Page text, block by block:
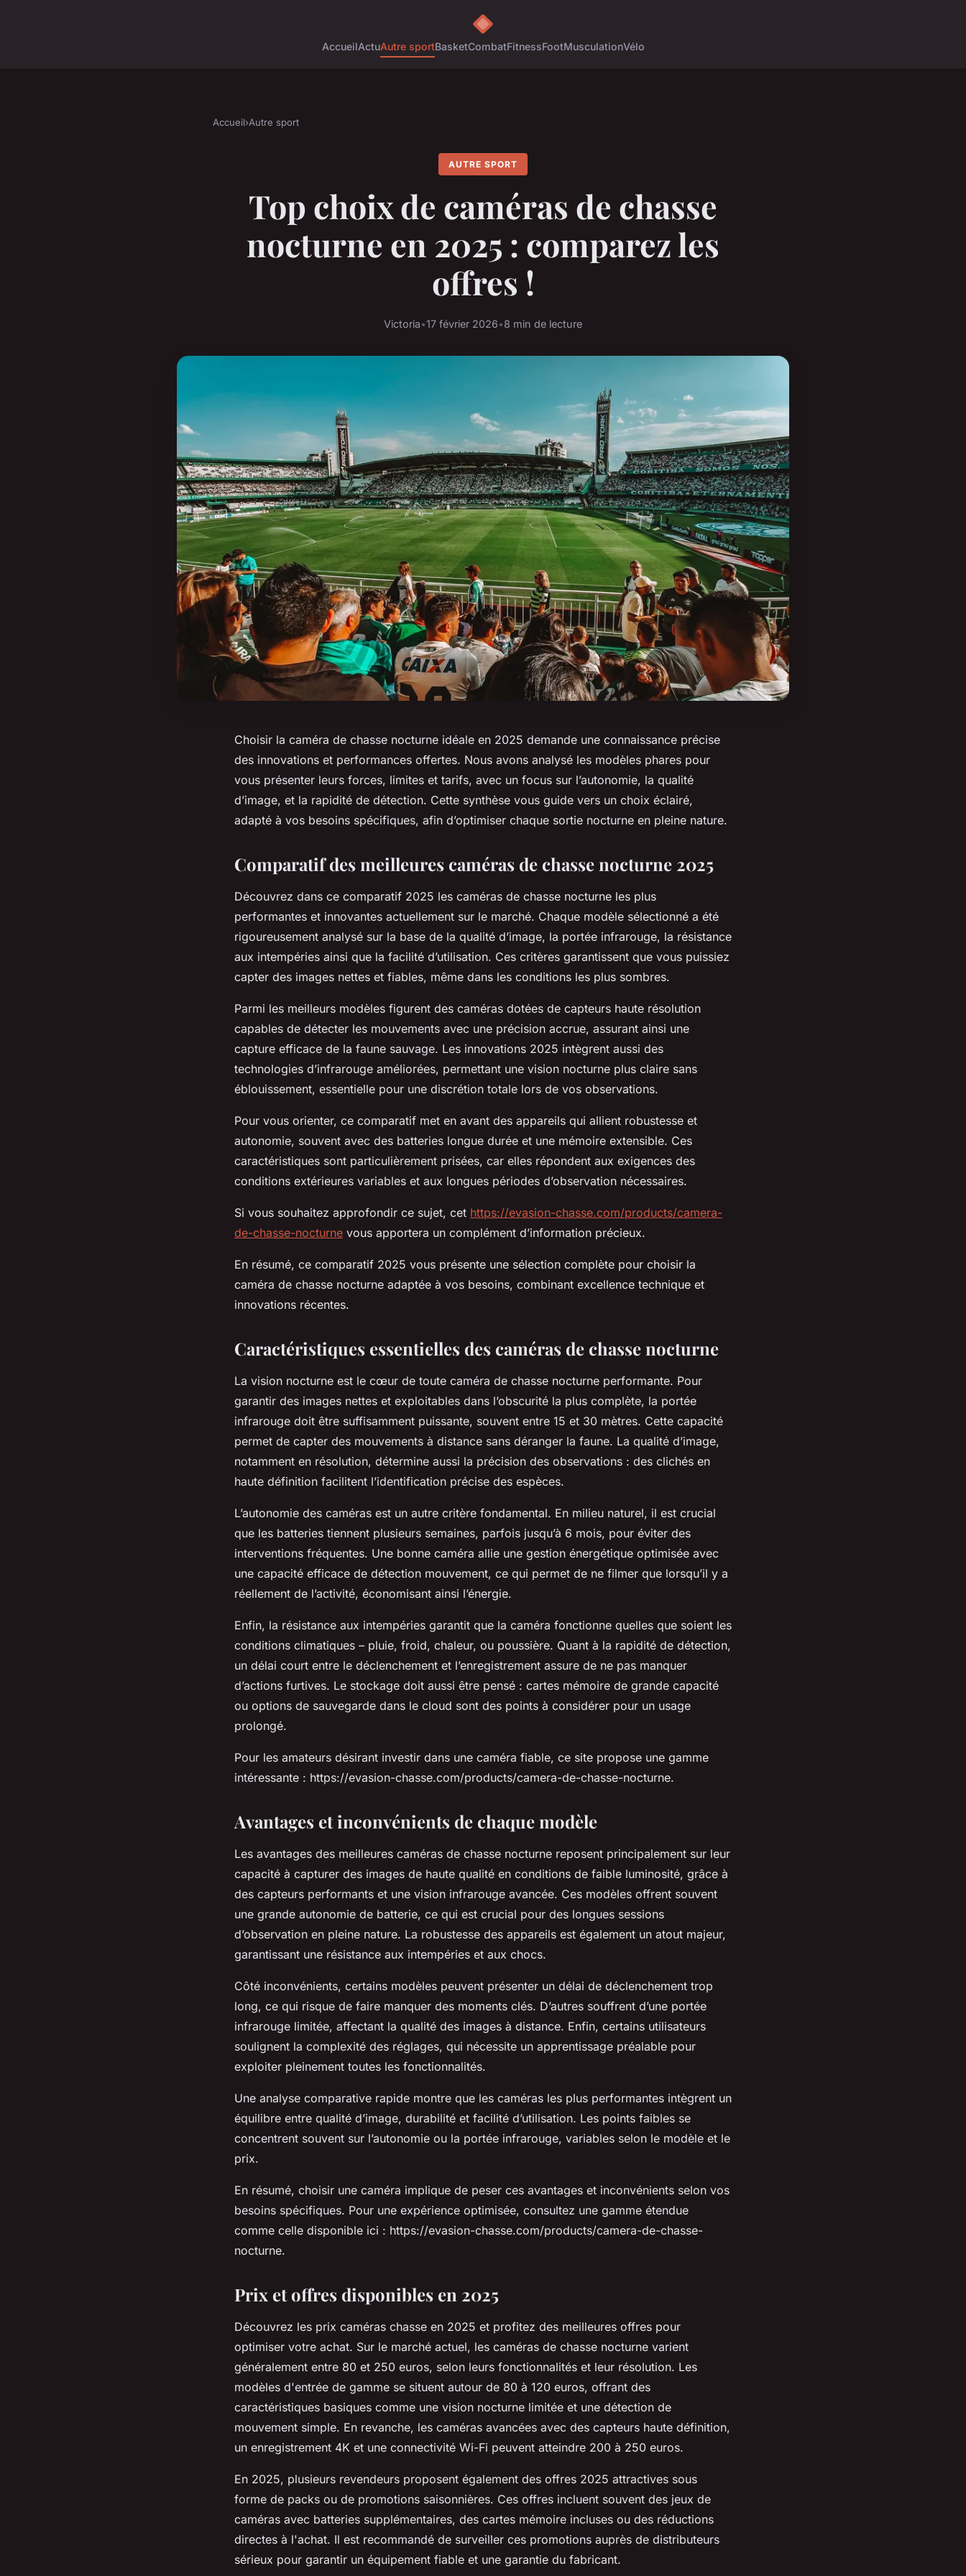
AccueilActuAutre sportBasketCombatFitnessFootMusculationVélo
Accueil›Autre sport
AUTRE SPORT
Top choix de caméras de chasse
nocturne en 2025 : comparez les
offres !
Victoria•17 février 2026•8 min de lecture
Choisir la caméra de chasse nocturne idéale en 2025 demande une connaissance précise
des innovations et performances offertes. Nous avons analysé les modèles phares pour
vous présenter leurs forces, limites et tarifs, avec un focus sur l’autonomie, la qualité
d’image, et la rapidité de détection. Cette synthèse vous guide vers un choix éclairé,
adapté à vos besoins spécifiques, afin d’optimiser chaque sortie nocturne en pleine nature.
Comparatif des meilleures caméras de chasse nocturne 2025
Découvrez dans ce comparatif 2025 les caméras de chasse nocturne les plus
performantes et innovantes actuellement sur le marché. Chaque modèle sélectionné a été
rigoureusement analysé sur la base de la qualité d’image, la portée infrarouge, la résistance
aux intempéries ainsi que la facilité d’utilisation. Ces critères garantissent que vous puissiez
capter des images nettes et fiables, même dans les conditions les plus sombres.
Parmi les meilleurs modèles figurent des caméras dotées de capteurs haute résolution
capables de détecter les mouvements avec une précision accrue, assurant ainsi une
capture efficace de la faune sauvage. Les innovations 2025 intègrent aussi des
technologies d’infrarouge améliorées, permettant une vision nocturne plus claire sans
éblouissement, essentielle pour une discrétion totale lors de vos observations.
Pour vous orienter, ce comparatif met en avant des appareils qui allient robustesse et
autonomie, souvent avec des batteries longue durée et une mémoire extensible. Ces
caractéristiques sont particulièrement prisées, car elles répondent aux exigences des
conditions extérieures variables et aux longues périodes d’observation nécessaires.
Si vous souhaitez approfondir ce sujet, cet https://evasion-chasse.com/products/camera-
de-chasse-nocturne vous apportera un complément d’information précieux.
En résumé, ce comparatif 2025 vous présente une sélection complète pour choisir la
caméra de chasse nocturne adaptée à vos besoins, combinant excellence technique et
innovations récentes.
Caractéristiques essentielles des caméras de chasse nocturne
La vision nocturne est le cœur de toute caméra de chasse nocturne performante. Pour
garantir des images nettes et exploitables dans l’obscurité la plus complète, la portée
infrarouge doit être suffisamment puissante, souvent entre 15 et 30 mètres. Cette capacité
permet de capter des mouvements à distance sans déranger la faune. La qualité d’image,
notamment en résolution, détermine aussi la précision des observations : des clichés en
haute définition facilitent l’identification précise des espèces.
L’autonomie des caméras est un autre critère fondamental. En milieu naturel, il est crucial
que les batteries tiennent plusieurs semaines, parfois jusqu’à 6 mois, pour éviter des
interventions fréquentes. Une bonne caméra allie une gestion énergétique optimisée avec
une capacité efficace de détection mouvement, ce qui permet de ne filmer que lorsqu’il y a
réellement de l’activité, économisant ainsi l’énergie.
Enfin, la résistance aux intempéries garantit que la caméra fonctionne quelles que soient les
conditions climatiques – pluie, froid, chaleur, ou poussière. Quant à la rapidité de détection,
un délai court entre le déclenchement et l’enregistrement assure de ne pas manquer
d’actions furtives. Le stockage doit aussi être pensé : cartes mémoire de grande capacité
ou options de sauvegarde dans le cloud sont des points à considérer pour un usage
prolongé.
Pour les amateurs désirant investir dans une caméra fiable, ce site propose une gamme
intéressante : https://evasion-chasse.com/products/camera-de-chasse-nocturne.
Avantages et inconvénients de chaque modèle
Les avantages des meilleures caméras de chasse nocturne reposent principalement sur leur
capacité à capturer des images de haute qualité en conditions de faible luminosité, grâce à
des capteurs performants et une vision infrarouge avancée. Ces modèles offrent souvent
une grande autonomie de batterie, ce qui est crucial pour des longues sessions
d’observation en pleine nature. La robustesse des appareils est également un atout majeur,
garantissant une résistance aux intempéries et aux chocs.
Côté inconvénients, certains modèles peuvent présenter un délai de déclenchement trop
long, ce qui risque de faire manquer des moments clés. D’autres souffrent d’une portée
infrarouge limitée, affectant la qualité des images à distance. Enfin, certains utilisateurs
soulignent la complexité des réglages, qui nécessite un apprentissage préalable pour
exploiter pleinement toutes les fonctionnalités.
Une analyse comparative rapide montre que les caméras les plus performantes intègrent un
équilibre entre qualité d’image, durabilité et facilité d’utilisation. Les points faibles se
concentrent souvent sur l’autonomie ou la portée infrarouge, variables selon le modèle et le
prix.
En résumé, choisir une caméra implique de peser ces avantages et inconvénients selon vos
besoins spécifiques. Pour une expérience optimisée, consultez une gamme étendue
comme celle disponible ici : https://evasion-chasse.com/products/camera-de-chasse-
nocturne.
Prix et offres disponibles en 2025
Découvrez les prix caméras chasse en 2025 et profitez des meilleures offres pour
optimiser votre achat. Sur le marché actuel, les caméras de chasse nocturne varient
généralement entre 80 et 250 euros, selon leurs fonctionnalités et leur résolution. Les
modèles d'entrée de gamme se situent autour de 80 à 120 euros, offrant des
caractéristiques basiques comme une vision nocturne limitée et une détection de
mouvement simple. En revanche, les caméras avancées avec des capteurs haute définition,
un enregistrement 4K et une connectivité Wi-Fi peuvent atteindre 200 à 250 euros.
En 2025, plusieurs revendeurs proposent également des offres 2025 attractives sous
forme de packs ou de promotions saisonnières. Ces offres incluent souvent des jeux de
caméras avec batteries supplémentaires, des cartes mémoire incluses ou des réductions
directes à l'achat. Il est recommandé de surveiller ces promotions auprès de distributeurs
sérieux pour garantir un équipement fiable et une garantie du fabricant.